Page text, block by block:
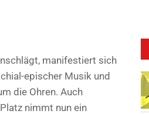
manifestiert sich
epischer Musik und
die Ohren. Auch
nimmt nun ein